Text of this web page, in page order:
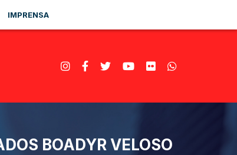
IMPRENSA
BOADYR VELOSO